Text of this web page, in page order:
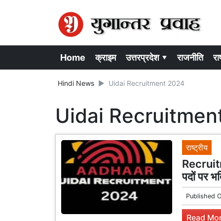
Home क्राइम उत्तरप्रदेश ▾ राजनीति
Hindi News Uidai Recruitment 2024
Uidai
राष्ट्रीय
पदों पर
Published
Read